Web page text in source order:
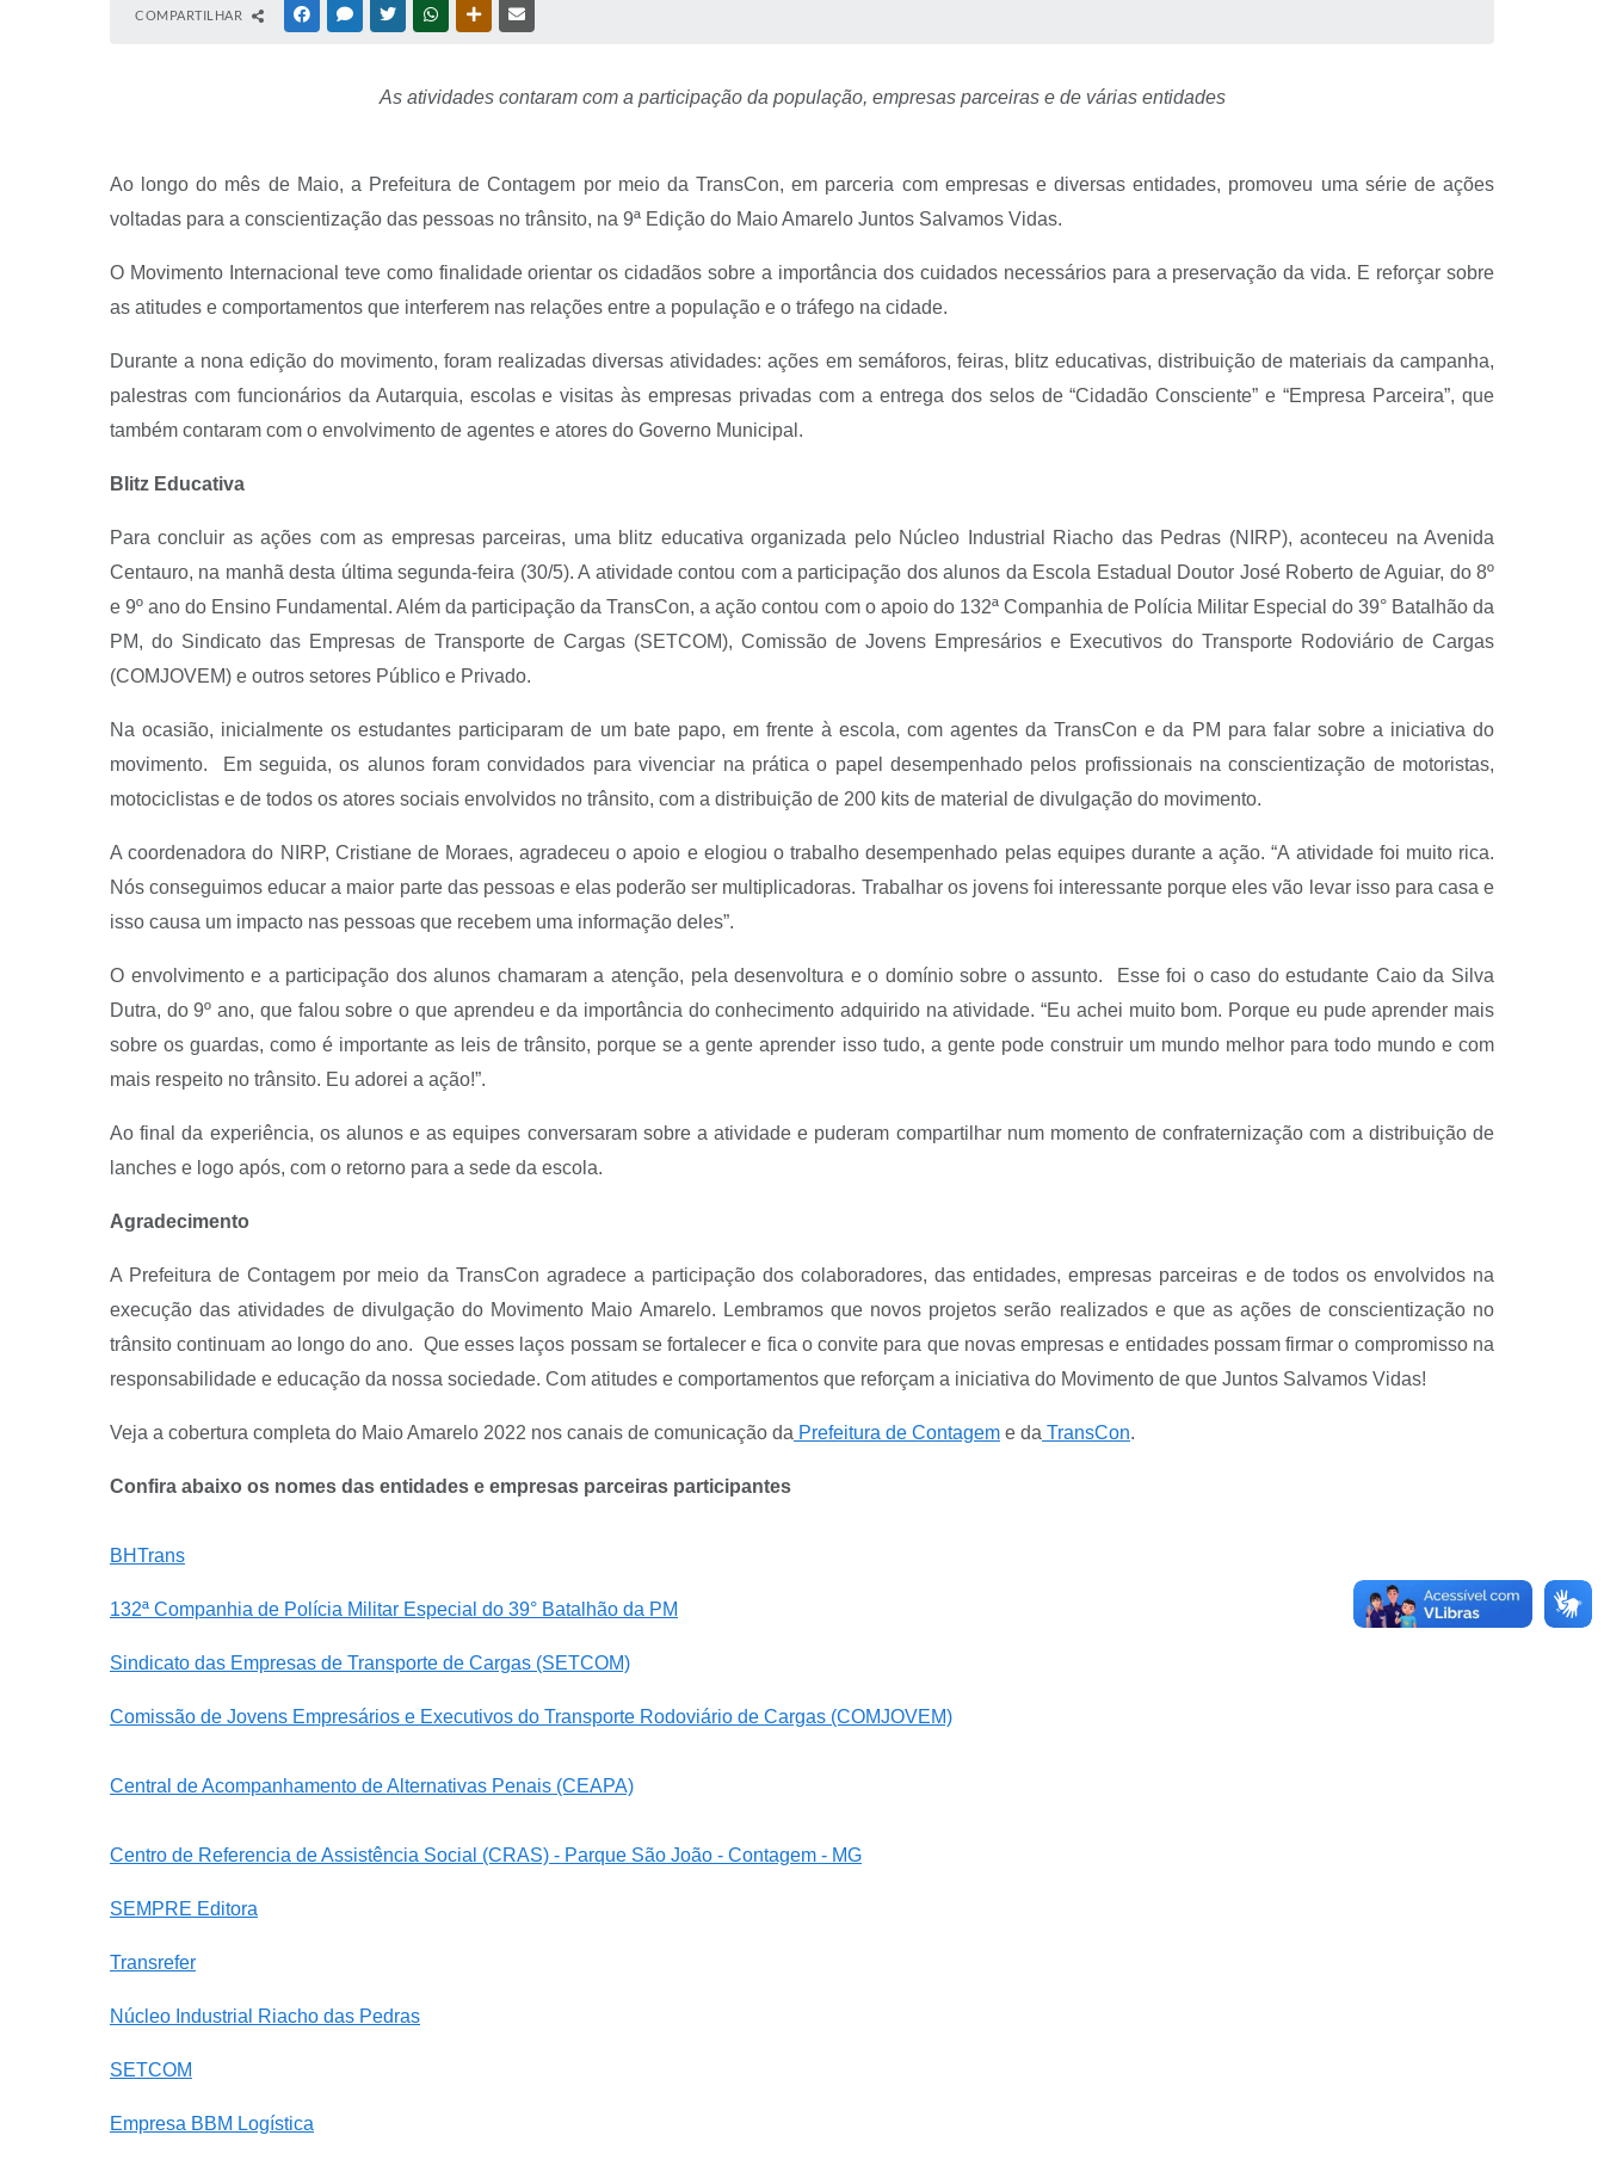
COMPARTILHAR FACEBOOKMESSENGER
TWITTERWHATSAPPOUTRAS MÍDIAS
As atividades contaram com a participação da população, empresas parceiras e de várias entidades
Ao longo do mês de Maio, a Prefeitura de Contagem por meio da TransCon, em parceria com empresas e diversas entidades, promoveu uma série de ações
voltadas para a conscientização das pessoas no trânsito, na 9ª Edição do Maio Amarelo Juntos Salvamos Vidas.
O Movimento Internacional teve como finalidade orientar os cidadãos sobre a importância dos cuidados necessários para a preservação da vida. E reforçar sobre
as atitudes e comportamentos que interferem nas relações entre a população e o tráfego na cidade.
Durante a nona edição do movimento, foram realizadas diversas atividades: ações em semáforos, feiras, blitz educativas, distribuição de materiais da campanha,
palestras com funcionários da Autarquia, escolas e visitas às empresas privadas com a entrega dos selos de “Cidadão Consciente” e “Empresa Parceira”, que
também contaram com o envolvimento de agentes e atores do Governo Municipal.
Blitz Educativa
Para concluir as ações com as empresas parceiras, uma blitz educativa organizada pelo Núcleo Industrial Riacho das Pedras (NIRP), aconteceu na Avenida
Centauro, na manhã desta última segunda-feira (30/5). A atividade contou com a participação dos alunos da Escola Estadual Doutor José Roberto de Aguiar, do 8º
e 9º ano do Ensino Fundamental. Além da participação da TransCon, a ação contou com o apoio do 132ª Companhia de Polícia Militar Especial do 39° Batalhão da
PM, do Sindicato das Empresas de Transporte de Cargas (SETCOM), Comissão de Jovens Empresários e Executivos do Transporte Rodoviário de Cargas
(COMJOVEM) e outros setores Público e Privado.
Na ocasião, inicialmente os estudantes participaram de um bate papo, em frente à escola, com agentes da TransCon e da PM para falar sobre a iniciativa do
movimento. Em seguida, os alunos foram convidados para vivenciar na prática o papel desempenhado pelos profissionais na conscientização de motoristas,
motociclistas e de todos os atores sociais envolvidos no trânsito, com a distribuição de 200 kits de material de divulgação do movimento.
A coordenadora do NIRP, Cristiane de Moraes, agradeceu o apoio e elogiou o trabalho desempenhado pelas equipes durante a ação. “A atividade foi muito rica.
Nós conseguimos educar a maior parte das pessoas e elas poderão ser multiplicadoras. Trabalhar os jovens foi interessante porque eles vão levar isso para casa e
isso causa um impacto nas pessoas que recebem uma informação deles”.
O envolvimento e a participação dos alunos chamaram a atenção, pela desenvoltura e o domínio sobre o assunto. Esse foi o caso do estudante Caio da Silva
Dutra, do 9º ano, que falou sobre o que aprendeu e da importância do conhecimento adquirido na atividade. “Eu achei muito bom. Porque eu pude aprender mais
sobre os guardas, como é importante as leis de trânsito, porque se a gente aprender isso tudo, a gente pode construir um mundo melhor para todo mundo e com
mais respeito no trânsito. Eu adorei a ação!”.
Ao final da experiência, os alunos e as equipes conversaram sobre a atividade e puderam compartilhar num momento de confraternização com a distribuição de
lanches e logo após, com o retorno para a sede da escola.
Agradecimento
A Prefeitura de Contagem por meio da TransCon agradece a participação dos colaboradores, das entidades, empresas parceiras e de todos os envolvidos na
execução das atividades de divulgação do Movimento Maio Amarelo. Lembramos que novos projetos serão realizados e que as ações de conscientização no
trânsito continuam ao longo do ano. Que esses laços possam se fortalecer e fica o convite para que novas empresas e entidades possam firmar o compromisso na
responsabilidade e educação da nossa sociedade. Com atitudes e comportamentos que reforçam a iniciativa do Movimento de que Juntos Salvamos Vidas!
Veja a cobertura completa do Maio Amarelo 2022 nos canais de comunicação da Prefeitura de Contagem e da TransCon.
Confira abaixo os nomes das entidades e empresas parceiras participantes
BHTrans
132ª Companhia de Polícia Militar Especial do 39° Batalhão da PM
Sindicato das Empresas de Transporte de Cargas (SETCOM)
Comissão de Jovens Empresários e Executivos do Transporte Rodoviário de Cargas (COMJOVEM)
Central de Acompanhamento de Alternativas Penais (CEAPA)
Centro de Referencia de Assistência Social (CRAS) - Parque São João - Contagem - MG
SEMPRE Editora
Transrefer
Núcleo Industrial Riacho das Pedras
SETCOM
Empresa BBM Logística